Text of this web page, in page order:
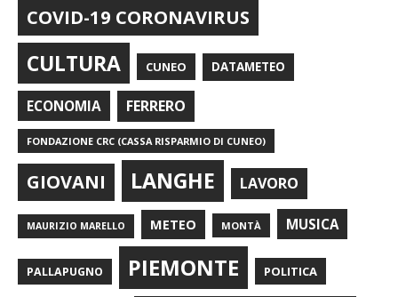
COVID-19 CORONAVIRUS
CULTURA CUNEO DATAMETEO
ECONOMIA FERRERO
FONDAZIONE CRC (CASSA RISPARMIO DI CUNEO)
GIOVANI LANGHE LAVORO
MAURIZIO MARELLO METEO MONTÀ MUSICA
PALLAPUGNO PIEMONTE POLITICA